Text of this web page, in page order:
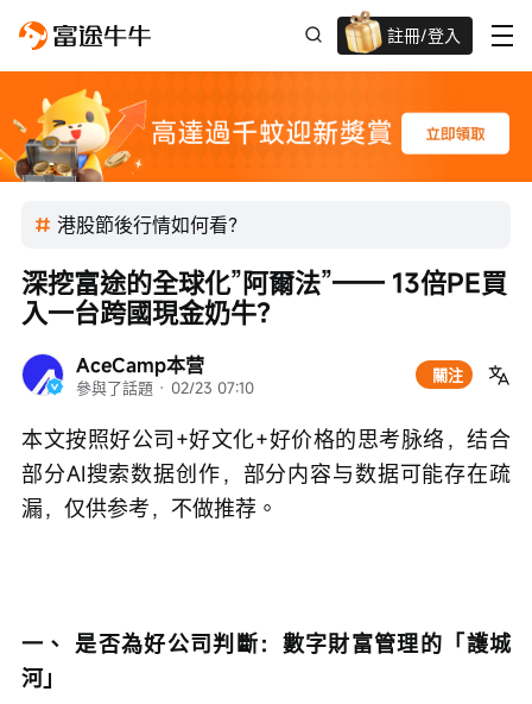
註冊/登入
迎新驚喜賞 股票/BTC等任你揀!
港股節後行情如何看？
AceCamp本营
參與了話題 · 02/23 07:10
關注
深挖富途的全球化”阿爾法”—— 13倍PE買
入一台跨國現金奶牛？
本文按照好公司+好文化+好价格的思考脉络，结合
部分AI搜索数据创作，部分内容与数据可能存在疏
漏，仅供参考，不做推荐。
一、 是否為好公司判斷：數字財富管理的「護城
河」